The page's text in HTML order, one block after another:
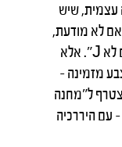
עצמית, שיש
לא מודעת,
לעבר מתנגדיו: "אנחנו מאושרים, ואתם לא J". אלא
מזמינה –
ל"מחנה
עם היררכיה